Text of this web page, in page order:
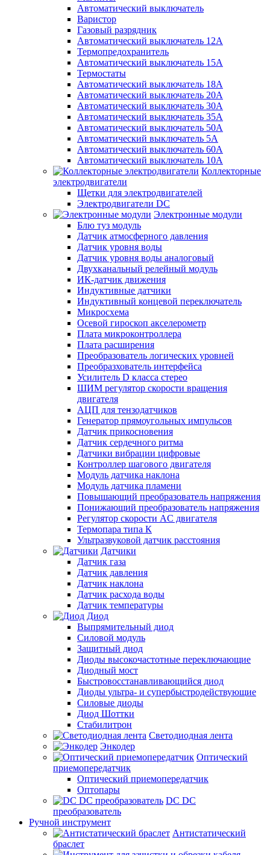
Автоматический выключатель
Варистор
Газовый разрядник
Автоматический выключатель 12А
Термопредохранитель
Автоматический выключатель 15А
Термостаты
Автоматический выключатель 18А
Автоматический выключатель 20А
Автоматический выключатель 30А
Автоматический выключатель 35А
Автоматический выключатель 50А
Автоматический выключатель 5А
Автоматический выключатель 60А
Автоматический выключатель 10А
Коллекторные
электродвигатели
Щетки для электродвигателей
Электродвигатели DC
Электронные модули
Блю туз модуль
Датчик атмосферного давления
Датчик уровня воды
Датчик уровня воды аналоговый
Двухканальный релейный модуль
ИК-датчик движения
Индуктивные датчики
Индуктивный концевой переключатель
Микросхема
Осевой гироскоп акселерометр
Плата микроконтроллера
Плата расширения
Преобразователь логических уровней
Преобразхователь интерфейса
Усилитель D класса стерео
ШИМ регулятор скорости вращения
двигателя
АЦП для тензодатчиков
Генератор прямоугольных импульсов
Датчик прикосновения
Датчик сердечного ритма
Датчики вибрации цифровые
Контроллер шагового двигателя
Модуль датчика наклона
Модуль датчика пламени
Повышающий преобразователь напряжения
Понижающий преобразователь напряжения
Регулятор скорости AC двигателя
Термопара типа К
Ультразвуковой датчик расстояния
Датчики
Датчик газа
Датчик давления
Датчик наклона
Датчик расхода воды
Датчик температуры
Диод
Выпрямительный диод
Силовой модуль
Защитный диод
Диоды высокочастотные переключающие
Диодный мост
Быстровосстанавливающийся диод
Диоды ультра- и супербыстродействующие
Силовые диоды
Диод Шоттки
Стабилитрон
Светодиодная лента
Энкодер
Оптический
приемопередатчик
Оптический приемопередатчик
Оптопары
DC DC
преобразователь
Ручной инструмент
Антистатический
браслет